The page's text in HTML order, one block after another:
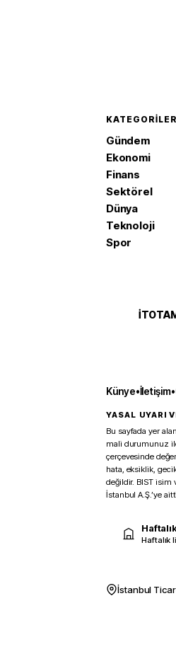
KATEGORILER
Gündem
Ekonomi
Finans
Sektörel
Dünya
Teknoloji
Spor
Künye•İletişim•
YASAL UYARI
Bu sayfada yer
mali durumunuz
çerçevesinde
hata, eksiklik,
değildir. BIST isim
İstanbul A.Ş.’ye
Haftalık
İstanbul